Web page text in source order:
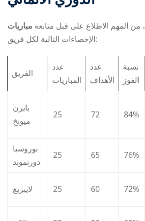
قبل متابعة ، من المهم الاطلاع على
الإحصاءات التالية لكل فريق:
الفريق
عدد
المباريات
عدد
الأهداف
نسبة
الفوز
بايرن
ميونخ
25 72 84%
بوروسيا
دورتموند
25 65 76%
لايبزيغ 25 60 72%